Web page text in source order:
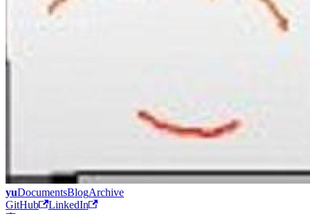
yuDocumentsBlogArchive
GitHub
LinkedIn